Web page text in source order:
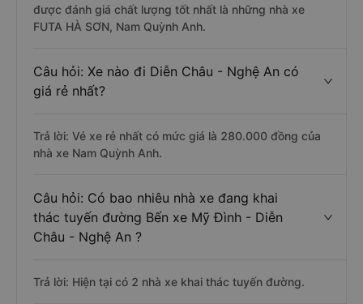
được đánh giá chất lượng tốt nhất là những nhà xe
FUTA HÀ SƠN, Nam Quỳnh Anh.
Câu hỏi: Xe nào đi Diễn Châu - Nghệ An có
giá rẻ nhất?
Trả lời: Vé xe rẻ nhất có mức giá là 280.000 đồng của
nhà xe Nam Quỳnh Anh.
Câu hỏi: Có bao nhiêu nhà xe đang khai
thác tuyến đường Bến xe Mỹ Đình - Diễn
Châu - Nghệ An ?
Trả lời: Hiện tại có 2 nhà xe khai thác tuyến đường.